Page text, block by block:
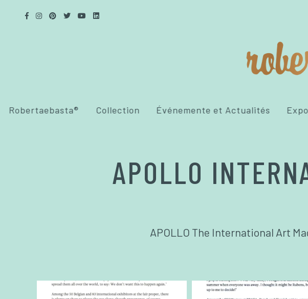
Robertaebasta® Collection Événemente et Actualités
APOLLO
APOLLO The International Art